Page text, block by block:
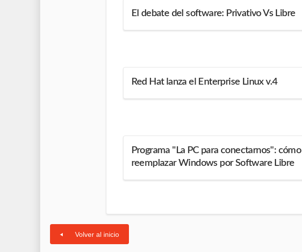
El debate del software: Privativo Vs Libre
Red Hat lanza el Enterprise Linux v.4
Programa "La PC para conectarnos": cómo
reemplazar Windows por Software Libre
Volver al inicio